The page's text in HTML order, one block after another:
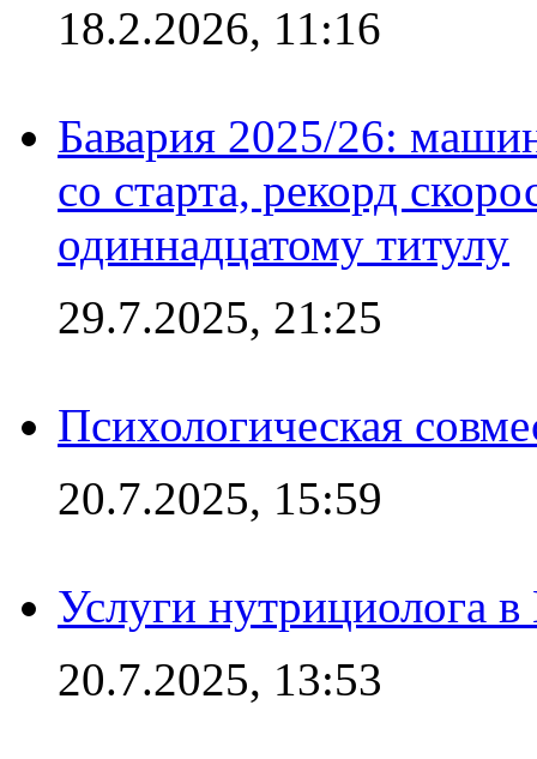
18.2.2026, 11:16
Бавария 2025/26:
со старта, рекорд
одиннадцатому титулу
29.7.2025, 21:25
Психологическая
20.7.2025, 15:59
Услуги нутрициолога
20.7.2025, 13:53